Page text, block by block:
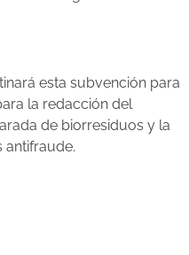
esta subvención para
la redacción del
de biorresiduos y la
antifraude.